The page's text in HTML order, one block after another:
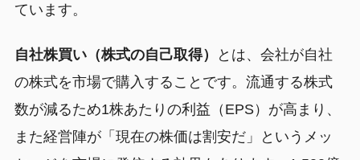
ています。
自社株買い（株式の自己取得）
とは、会社が自社
の株式を市場で購入することです。流通する株式
数が減るため1株あたりの利益（EPS）が高まり、
また経営陣が「現在の株価は割安だ」というメッ